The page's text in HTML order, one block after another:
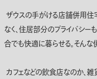
ザウスの手がける店舗併用住
なく、住居部分のプライバシー
合でも快適に暮らせる。そんな
カフェなどの飲食店なのか、